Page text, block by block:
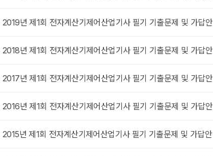
2019년 제1회 전자계산기제어산업기사 필기 기출문제 및 가답안
2019년 제1회 전자계산기제어산업기사 필기 기출문제 입니다. 열심히 공부해서 좋은 성적 받으세요^^
2018년 제1회 전자계산기제어산업기사 필기 기출문제 및 가답안
2018년 제1회 전자계산기제어산업기사 필기 기출문제 입니다. 열심히 공부해서 좋은 성적 받으세요.
2017년 제1회 전자계산기제어산업기사 필기 기출문제 및 가답안
2017년 제1회 전자계산기제어산업기사 필기 기출문제 입니다. 열심히 공부해서 합격하세요~
2016년 제1회 전자계산기제어산업기사 필기 기출문제 및 가답안
2016년 제1회 전자계산기제어산업기사 필기 기출문제집 입니다.
2015년 제1회 전자계산기제어산업기사 필기 기출문제 및 가답안
2015년 제1회 전자계산기제어산업기사 필기 기출 문제집 입니다.